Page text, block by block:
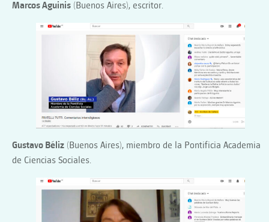
Marcos Aguinis (Buenos Aires), escritor.
Gustavo Béliz (Buenos Aires), miembro de la Pontificia Academia
de Ciencias Sociales.